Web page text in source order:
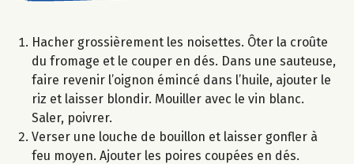
Hacher grossièrement les noisettes. Ôter la croûte
du fromage et le couper en dés. Dans une sauteuse,
faire revenir l’oignon émincé dans l’huile, ajouter le
riz et laisser blondir. Mouiller avec le vin blanc.
Saler, poivrer.
Verser une louche de bouillon et laisser gonfler à
feu moyen. Ajouter les poires coupées en dés.